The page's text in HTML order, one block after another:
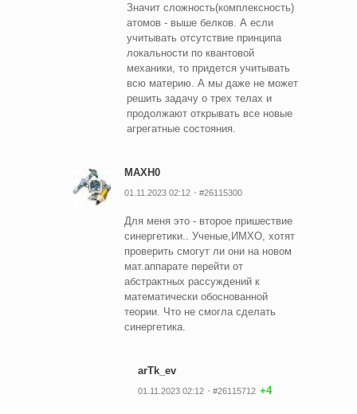
Значит сложность(комплексность)
атомов - выше белков. А если
учитывать отсутствие принципа
локальности по квантовой
механики, то придется учитывать
всю материю. А мы даже не может
решить задачу о трех телах и
продолжают открывать все новые
агрегатные состояния.
MAXH0
01.11.2023 02:12 #26115300
Для меня это - второе пришествие
синергетики.. Ученые,ИМХО, хотят
проверить смогут ли они на новом
мат.аппарате перейти от
абстрактных рассуждений к
математически обоснованной
теории. Что не смогла сделать
синергетика.
arTk_ev
01.11.2023 02:12 #26115712 +4